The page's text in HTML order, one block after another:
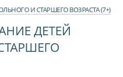
И СТАРШЕГО ВОЗРАСТА (7+)
ДЕТЕЙ